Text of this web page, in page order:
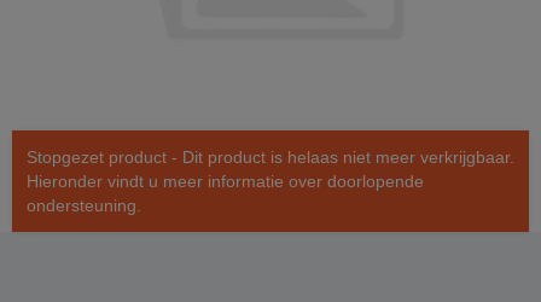
Stopgezet product - Dit product is helaas niet meer verkrijgbaar.
Hieronder vindt u meer informatie over doorlopende
ondersteuning.